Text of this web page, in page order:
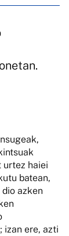
urtez haiei
batean,
azken
izan ere, azti